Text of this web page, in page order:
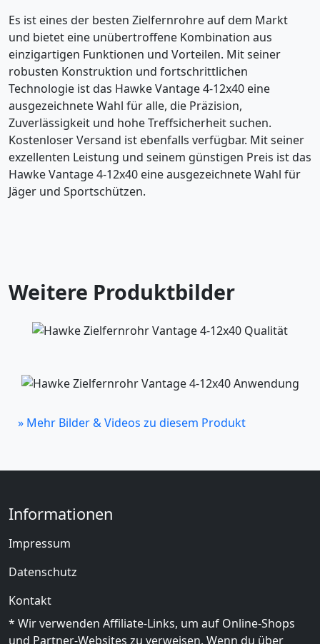
Es ist eines der besten Zielfernrohre auf dem Markt
und bietet eine unübertroffene Kombination aus
einzigartigen Funktionen und Vorteilen. Mit seiner
robusten Konstruktion und fortschrittlichen
Technologie ist das Hawke Vantage 4-12x40 eine
ausgezeichnete Wahl für alle, die Präzision,
Zuverlässigkeit und hohe Treffsicherheit suchen.
Kostenloser Versand ist ebenfalls verfügbar. Mit seiner
exzellenten Leistung und seinem günstigen Preis ist das
Hawke Vantage 4-12x40 eine ausgezeichnete Wahl für
Jäger und Sportschützen.
Weitere Produktbilder
» Mehr Bilder & Videos zu diesem Produkt
Informationen
Impressum
Datenschutz
Kontakt
* Wir verwenden Affiliate-Links, um auf Online-Shops
und Partner-Websites zu verweisen. Wenn du über